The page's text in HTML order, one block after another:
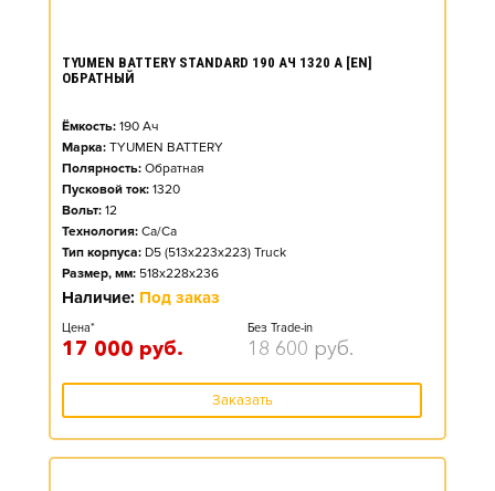
TYUMEN BATTERY STANDARD 190 АЧ 1320 А [EN]
ОБРАТНЫЙ
Ёмкость: 190 Ач
Марка: TYUMEN BATTERY
Полярность: Обратная
Пусковой ток: 1320
Вольт: 12
Технология: Ca/Ca
Тип корпуса: D5 (513x223x223) Truck
Размер, мм: 518x228x236
Наличие: Под заказ
Цена*
17 000 руб.
Без Trade-in
18 600 руб.
Заказать